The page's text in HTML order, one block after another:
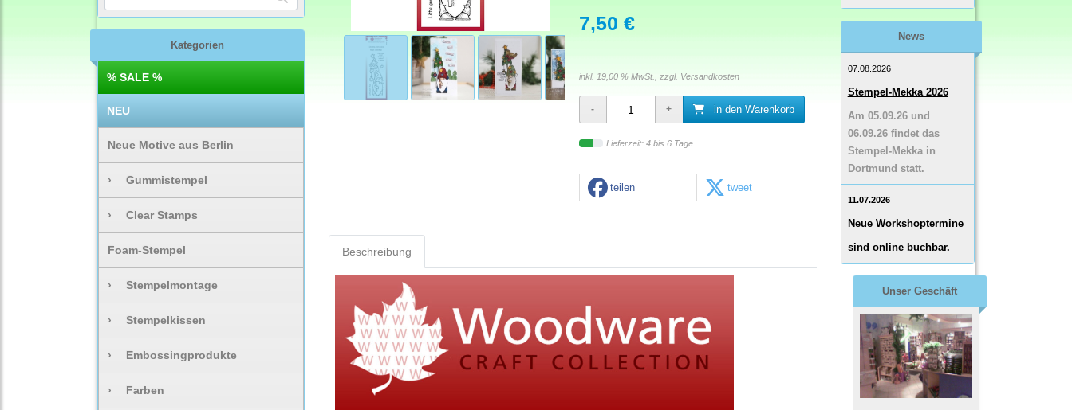
Kategorien
% SALE %
NEU
Neue Motive aus Berlin
› Gummistempel
› Clear Stamps
Foam-Stempel
› Stempelmontage
› Stempelkissen
› Embossingprodukte
› Farben
7,50 €
inkl. 19,00 % MwSt., zzgl. Versandkosten
in den Warenkorb
Lieferzeit: 4 bis 6 Tage
teilen tweet
Beschreibung
News
07.08.2026
Stempel-Mekka 2026
Am 05.09.26 und
06.09.26 findet das
Stempel-Mekka in
Dortmund statt.
11.07.2026
Neue Workshoptermine
sind online buchbar.
Unser Geschäft